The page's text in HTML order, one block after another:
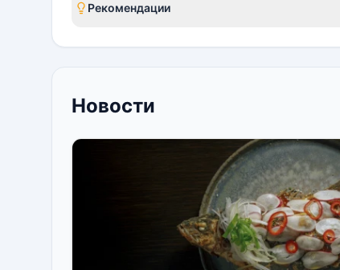
Рекомендации
Новости